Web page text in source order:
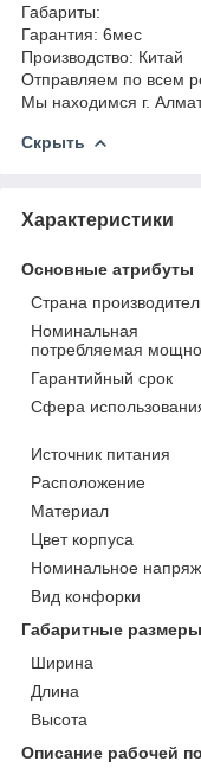
Габариты:
Гарантия: 6мес
Производство: Китай
Отправляем по всем
Мы находимся г.
Скрыть
Характеристики
Основные атрибуты
Страна
Номинальная
потребляемая
Гарантийный срок
Сфера
Источник питания
Расположение
Материал
Цвет корпуса
Номинальное
Вид конфорки
Габаритные размеры
Ширина
Длина
Высота
Описание рабочей